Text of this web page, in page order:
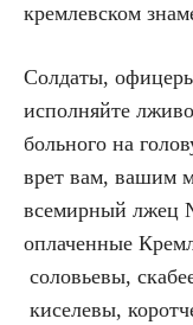
кремлевском
Солдаты,
исполняйте
больного на
врет вам, вашим
всемирный лжец
оплаченные
соловьевы,
киселевы,